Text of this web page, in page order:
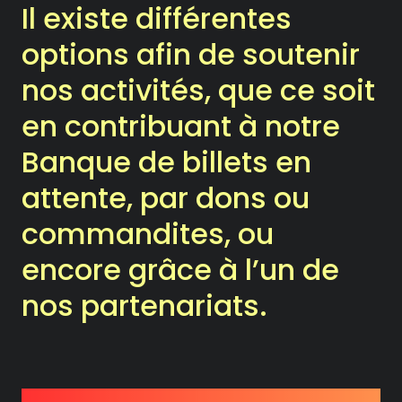
Notre Chambre d’amis
Les Activités
Le Printemps des Ateliers-
théâtre
Les Ateliers-théâtre
Les Rencontres
Les Chroniques
La compagnie
Il existe différentes
options afin de soutenir
nos activités, que ce soit
en contribuant à notre
Banque de billets en
attente, par dons ou
commandites, ou
encore grâce à l’un de
nos partenariats.